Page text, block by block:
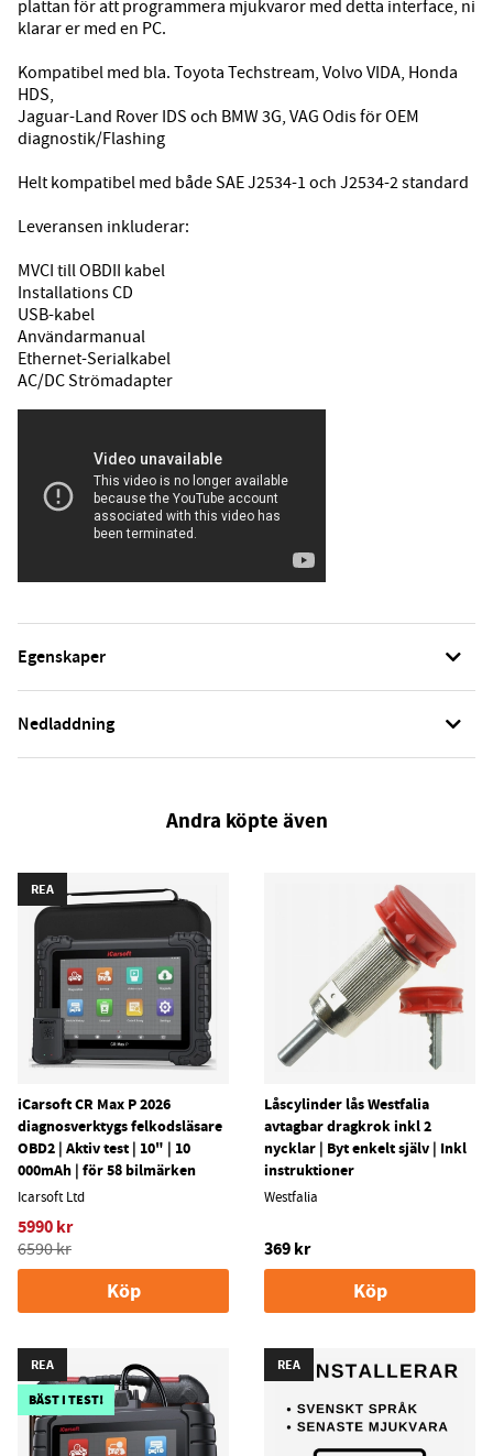
plattan för att programmera mjukvaror med detta interface, ni
klarar er med en PC.
Kompatibel med bla. Toyota Techstream, Volvo VIDA, Honda
HDS,
Jaguar-Land Rover IDS och BMW 3G, VAG Odis för OEM
diagnostik/Flashing
Helt kompatibel med både SAE J2534-1 och J2534-2 standard
Leveransen inkluderar:
MVCI till OBDII kabel
Installations CD
USB-kabel
Användarmanual
Ethernet-Serialkabel
AC/DC Strömadapter
Egenskaper
Nedladdning
Andra köpte även
REA
iCarsoft CR Max P 2026
diagnosverktygs felkodsläsare
OBD2 | Aktiv test | 10" | 10
000mAh | för 58 bilmärken
Icarsoft Ltd
5990 kr
6590 kr
Köp
Låscylinder lås Westfalia
avtagbar dragkrok inkl 2
nycklar | Byt enkelt själv | Inkl
instruktioner
Westfalia
369 kr
Köp
REA
BÄST I TEST!
REA